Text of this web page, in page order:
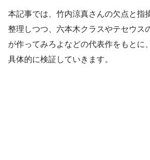
本記事では、竹内涼真さんの欠点と指
整理しつつ、六本木クラスやテセウス
が作ってみろよなどの代表作をもとに
具体的に検証していきます。